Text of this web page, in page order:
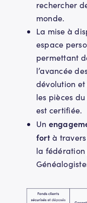
rechercher
monde.
La mise à
espace
permettant
l’avancée
dévolution
les pièces
est certifiée.
Un
fortà
la fédération